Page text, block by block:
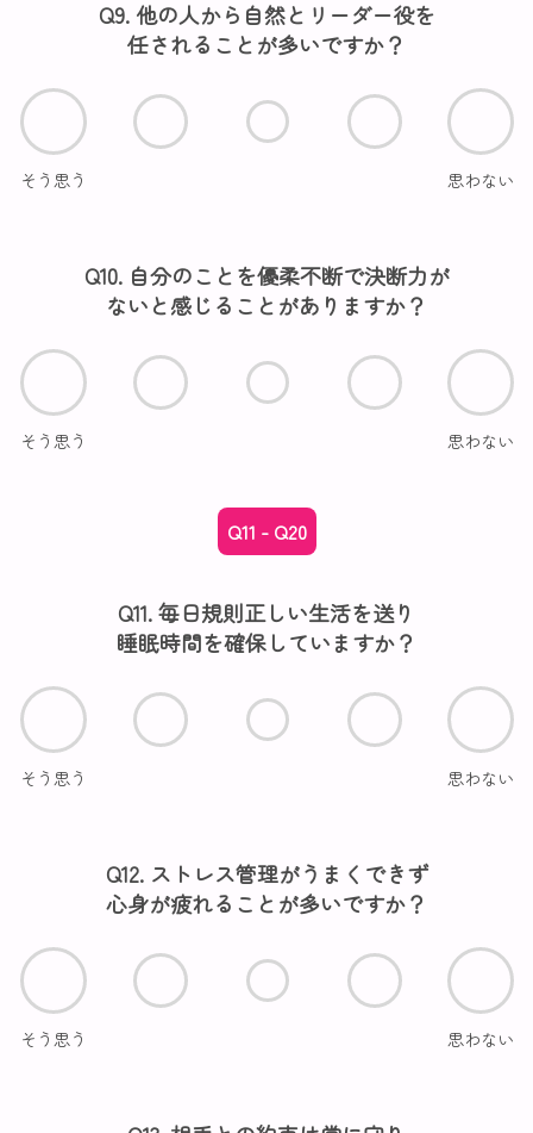
Q9. 他の人から自然とリーダー役を
任されることが多いですか？
そう思う 思わない
Q10. 自分のことを優柔不断で決断力が
ないと感じることがありますか？
そう思う 思わない
Q11 - Q20
Q11. 毎日規則正しい生活を送り
睡眠時間を確保していますか？
そう思う 思わない
Q12. ストレス管理がうまくできず
心身が疲れることが多いですか？
そう思う 思わない